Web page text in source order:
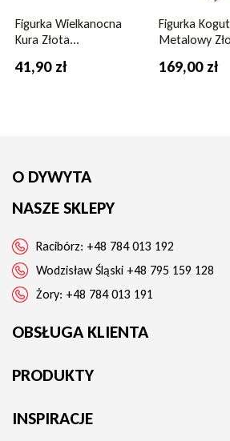
Figurka Wielkanocna
Kura Złota...
41,90 zł
Figurka Kogut
Metalowy
169,00 zł
O DYWYTA
NASZE SKLEPY
Racibórz: +48 784 013 192
Wodzisław Śląski +48 795 159 128
Żory: +48 784 013 191
OBSŁUGA KLIENTA
PRODUKTY
INSPIRACJE